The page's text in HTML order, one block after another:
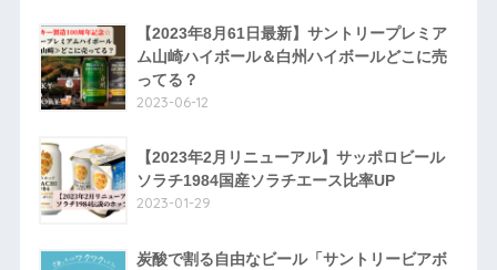
【2023年8月61日最新】サントリープレミア
ム山崎ハイボール＆白州ハイボールどこに売
ってる？
2023-06-12
【2023年2月リニューアル】サッポロビール
ソラチ1984国産ソラチエース比率UP
2023-01-29
炭酸で割る自由なビール「サントリービアボ